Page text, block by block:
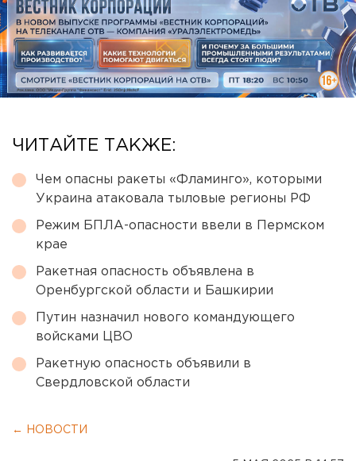
ЧИТАЙТЕ ТАКЖЕ:
Чем опасны ракеты «Фламинго», которыми
Украина атаковала тыловые регионы РФ
Режим БПЛА-опасности ввели в Пермском
крае
Ракетная опасность объявлена в
Оренбургской области и Башкирии
Путин назначил нового командующего
войсками ЦВО
Ракетную опасность объявили в
Свердловской области
← НОВОСТИ